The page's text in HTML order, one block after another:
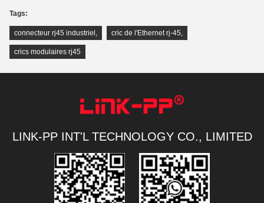
Tags:
connecteur rj45 industriel , cric de l'Ethernet rj-45,
crics modulaires rj45
LINK-PP INT'L TECHNOLOGY CO., LIMITED